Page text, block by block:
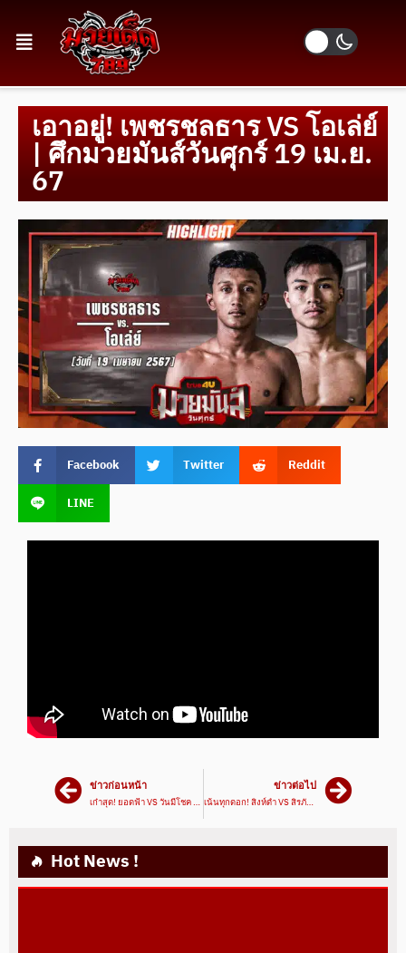
เอาอยู่! เพชรชลธาร VS โอเล่ย์
| ศึกมวยมันส์วันศุกร์ 19 เม.ย.
67
Facebook Twitter
Reddit
LINE
ข่าวก่อนหน้า
เก๋าสุด! ยอดฟ้า VS วันมีโชค | ศึกมวยมันส์วันศุกร์ 19 เม.ย. 67
ข่าวต่อไป
เน้นทุกดอก! สิงห์ดำ VS สิรภัทร | ศึกมวยมันส์วันศุกร์ 19 เม.ย. 67
Hot News !